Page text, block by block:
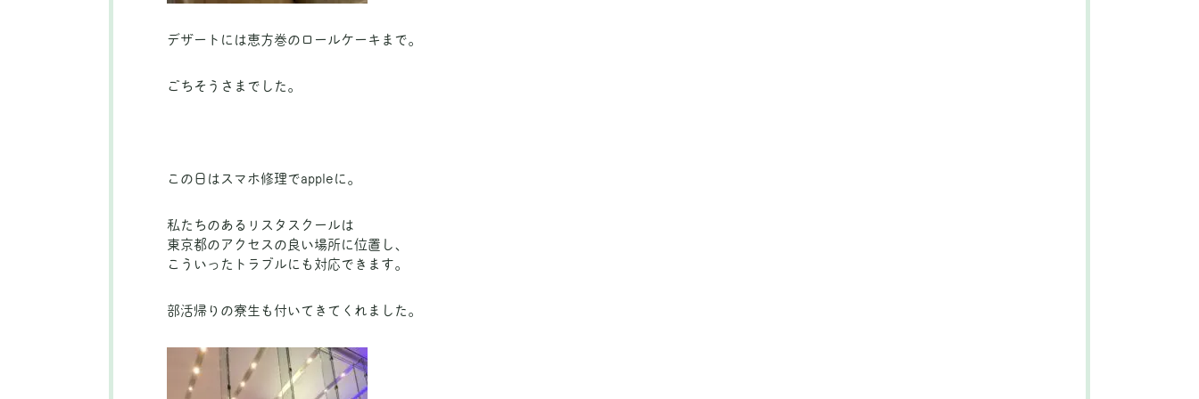
デザートには恵方巻のロールケーキまで。
ごちそうさまでした。
この日はスマホ修理でappleに。
私たちのあるリスタスクールは
東京都のアクセスの良い場所に位置し、
こういったトラブルにも対応できます。
部活帰りの寮生も付いてきてくれました。